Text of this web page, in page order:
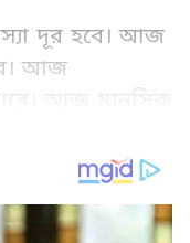
দূর হবে। আজ
আজ